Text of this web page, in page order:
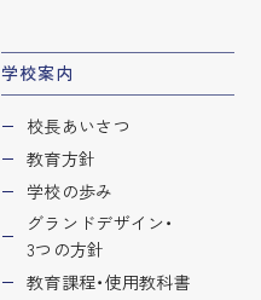
学校案内
校長あいさつ
教育方針
学校の歩み
グランドデザイン・
3つの方針
教育課程・使用教科書